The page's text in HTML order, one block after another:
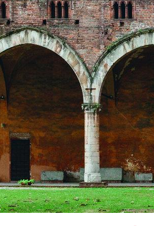
de las colecciones, vale la pena visitar
abren en las fachadas. Intenta
4. ¿Un balcón que se asoma sobre
Su nombre, «grumo» es decir cima
Castel Grumello, en Montagna di
gemelo, formado por dos edificios
restos de este puesto defensivo del
colina, para contemplar las ruinas y la
bien FAI, (Fondo Ambiente Italiano)
y mediados de diciembre
5. Soncino: una fortaleza de cuento